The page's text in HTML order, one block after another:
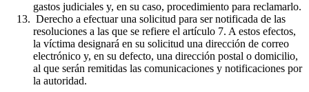
gastos judiciales y, en su caso, procedimiento para reclamarlo.
Derecho a efectuar una solicitud para ser notificada de las
resoluciones a las que se refiere el artículo 7. A estos efectos,
la víctima designará en su solicitud una dirección de correo
electrónico y, en su defecto, una dirección postal o domicilio,
al que serán remitidas las comunicaciones y notificaciones por
la autoridad.